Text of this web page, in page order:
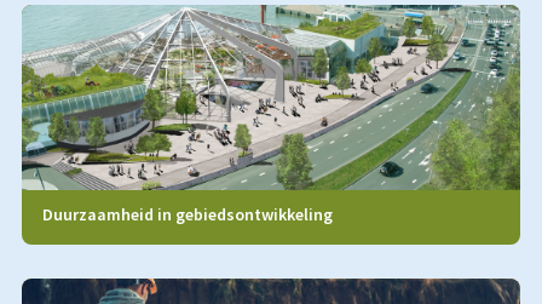
Duurzaamheid in gebiedsontwikkeling